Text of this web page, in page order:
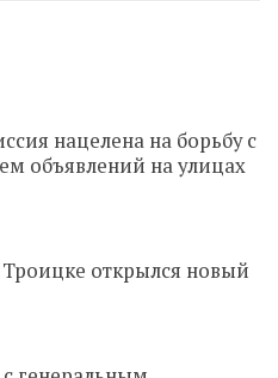
нацелена на борьбу с
объявлений на улицах
открылся новый